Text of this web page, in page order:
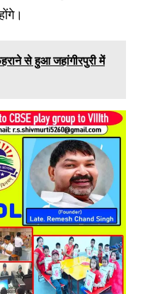
से हुआ जहांगीरपुरी में